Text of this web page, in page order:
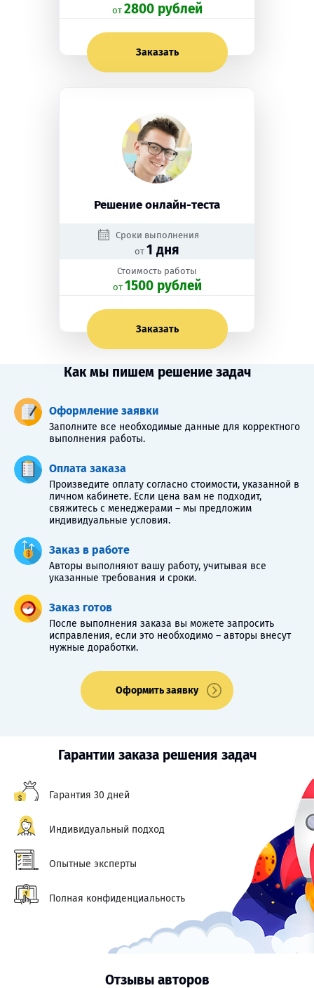
oт 2800 рублей
Заказать
Решение онлайн-теста
Сроки выполнения
от 1 дня
Стоимость работы
oт 1500 рублей
Заказать
Как мы пишем решение задач
Оформление заявки
Заполните все необходимые данные для корректного
выполнения работы.
Оплата заказа
Произведите оплату согласно стоимости, указанной в
личном кабинете. Если цена вам не подходит,
свяжитесь с менеджерами – мы предложим
индивидуальные условия.
Заказ в работе
Авторы выполняют вашу работу, учитывая все
указанные требования и сроки.
Заказ готов
После выполнения заказа вы можете запросить
исправления, если это необходимо – авторы внесут
нужные доработки.
Оформить заявку
Гарантии заказа решения задач
Гарантия 30 дней
Индивидуальный подход
Опытные эксперты
Полная конфиденциальность
Отзывы авторов